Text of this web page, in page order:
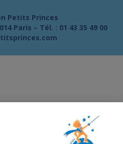
Petits Princes
Paris – Tél. : 01 43 35 49 00